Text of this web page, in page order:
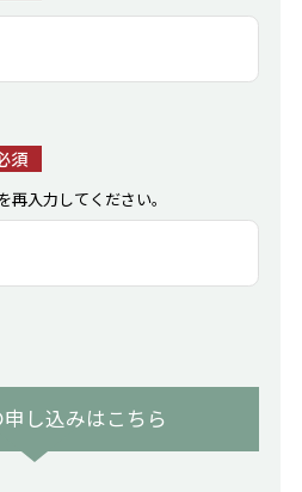
須
入力してください。
し込みはこちら